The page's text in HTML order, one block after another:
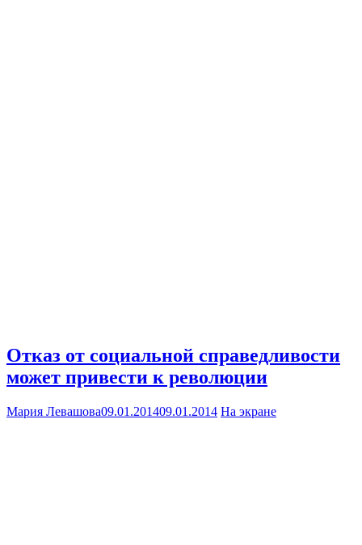
Отказ от социальной справедливости
может привести к революции
Мария Левашова09.01.201409.01.2014 На экране